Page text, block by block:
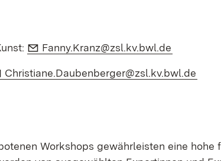
E-Mail:
Fanny.Kranz@zsl.kv.bwl.de
E-Mail:
Christiane.Daubenberger@zsl.kv.bwl.de
Workshops gewährleisten eine hohe